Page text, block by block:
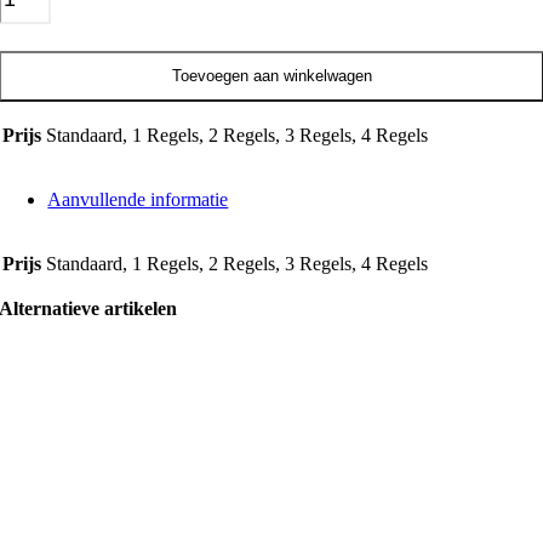
Toevoegen aan winkelwagen
Prijs Standaard, 1 Regels, 2 Regels, 3 Regels, 4 Regels
Aanvullende informatie
Prijs Standaard, 1 Regels, 2 Regels, 3 Regels, 4 Regels
Alternatieve artikelen